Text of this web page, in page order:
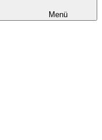
Menü